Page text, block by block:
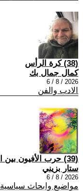
(38) كرة الرأس
كمال جمال بك
2026 / 8 / 6
الادب والفن
(39) حرب الأفيون بين الماضي و الحاضر
ستار بزيني
2026 / 8 / 6
مواضيع وابحاث سياسية